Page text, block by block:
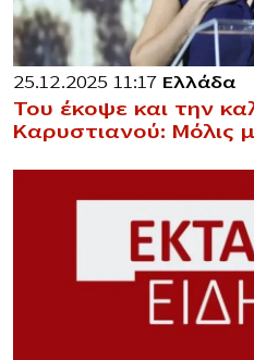
25.12.2025 11:17 Ελλάδα
Του έκοψε και την
Καρυστιανού: Μόλις